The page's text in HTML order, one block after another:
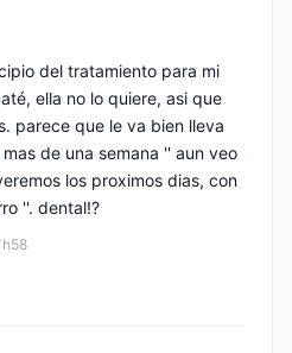
del tratamiento para mi
ella no lo quiere, asi que
parece que le va bien lleva
de una semana '' aun veo
los proximos dias, con
''. dental!?